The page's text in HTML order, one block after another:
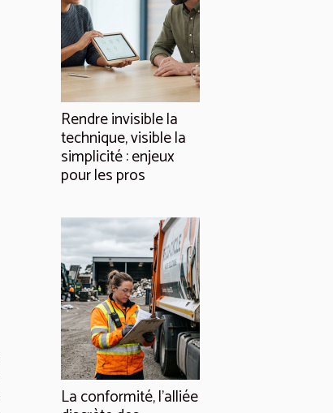
Rendre invisible la
technique, visible la
simplicité : enjeux
pour les pros
La conformité, l'alliée